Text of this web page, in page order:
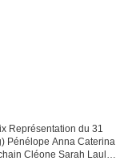
Représentation du 31
Pénélope Anna Caterina
Cléone Sarah Laulan